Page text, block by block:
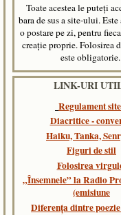
Toate acestea le puteți
bara de sus a site-ului.
o postare pe zi, pentru
creație proprie. Folosirea
este obligatorie.
LINK-URI
Regulament site
Diacritice -
Haiku, Tanka,
Figuri de stil
Folosirea
„Însemnele” la Radio
(emisiune
Diferența dintre